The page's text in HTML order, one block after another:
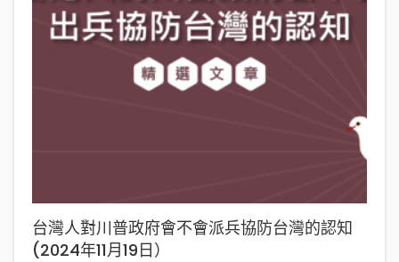
台灣人對川普政府會不會派兵協防台灣的認知
(2024年11月19日）